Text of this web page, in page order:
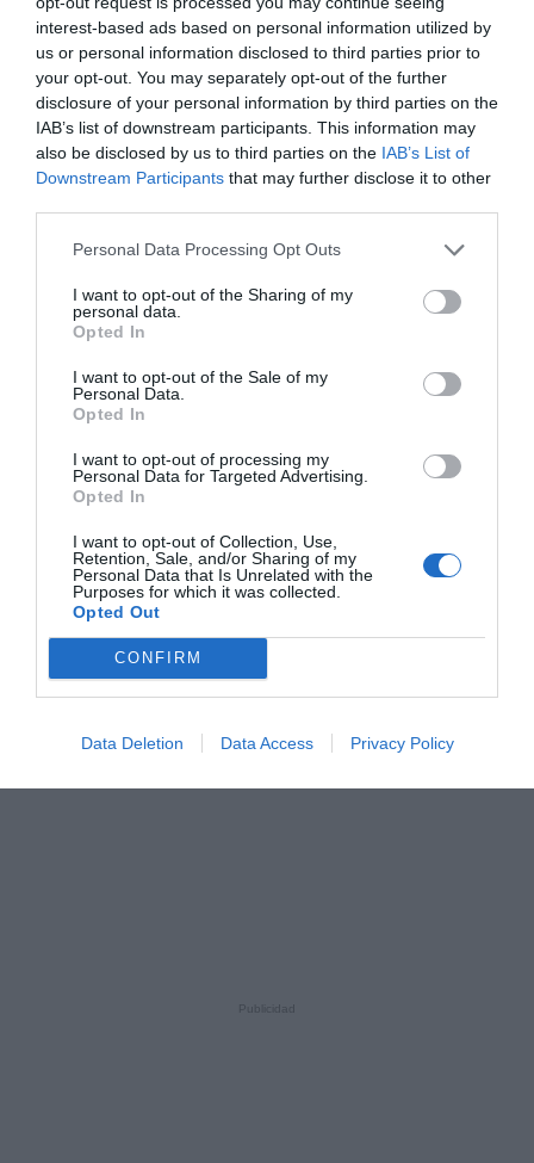
interest-based ads based on personal information utilized by
us or personal information disclosed to third parties prior to
your opt-out. You may separately opt-out of the further
disclosure of your personal information by third parties on the
IAB’s list of downstream participants. This information may
also be disclosed by us to third parties on the IAB’s List of
Downstream Participants that may further disclose it to other
Personal Data Processing Opt Outs
I want to opt-out of the Sharing of my
personal data.
Opted In
I want to opt-out of the Sale of my
Personal Data.
Opted In
I want to opt-out of processing my
Personal Data for Targeted Advertising.
Opted In
I want to opt-out of Collection, Use,
Retention, Sale, and/or Sharing of my
Personal Data that Is Unrelated with the
Purposes for which it was collected.
Opted Out
CONFIRM
Data Deletion Data Access Privacy Policy